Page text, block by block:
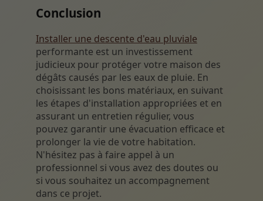
Conclusion
Installer une descente d'eau pluviale
performante est un investissement
judicieux pour protéger votre maison des
dégâts causés par les eaux de pluie. En
choisissant les bons matériaux, en suivant
les étapes d'installation appropriées et en
assurant un entretien régulier, vous
pouvez garantir une évacuation efficace et
prolonger la vie de votre habitation.
N'hésitez pas à faire appel à un
professionnel si vous avez des doutes ou
si vous souhaitez un accompagnement
dans ce projet.